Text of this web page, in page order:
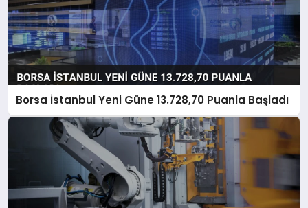
Borsa İstanbul Yeni Güne 13.728,70 Puanla Başladı